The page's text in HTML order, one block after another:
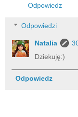
Odpowiedz
Odpowiedzi
Natalia
Dziekuję:)
Odpowiedz